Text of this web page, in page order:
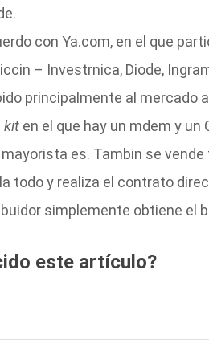
con Ya.com, en el que
– Investrnica, Diode,
principalmente al mercado
kiten el que hay un mdem y un
es. Tambin se
todo y realiza el contrato
simplemente obtiene el
este artículo?